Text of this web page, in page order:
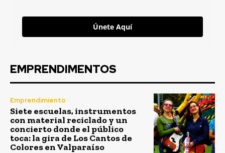
Únete Aquí
EMPRENDIMENTOS
Emprendimiento
Siete escuelas, instrumentos
con material reciclado y un
concierto donde el público
toca: la gira de Los Cantos de
Colores en Valparaíso